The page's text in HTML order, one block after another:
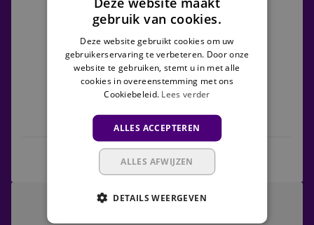
U15
RSCA U15
2 1
KRC Genk
Match Centre
27/09/2025 - TBC
gebruik van cookies.
Deze website gebruikt cookies om uw
gebruikerservaring te verbeteren. Door onze
website te gebruiken, stemt u in met alle
cookies in overeenstemming met ons
Cookiebeleid. Lees verder
ALLES ACCEPTEREN
ALLES AFWIJZEN
DETAILS WEERGEVEN